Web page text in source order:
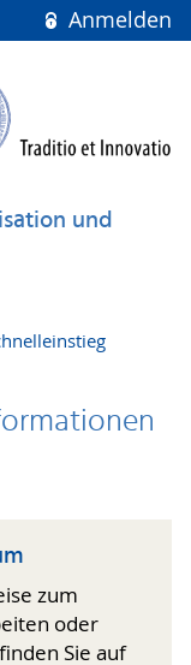
Anmelden
und
zum
oder
Sie auf